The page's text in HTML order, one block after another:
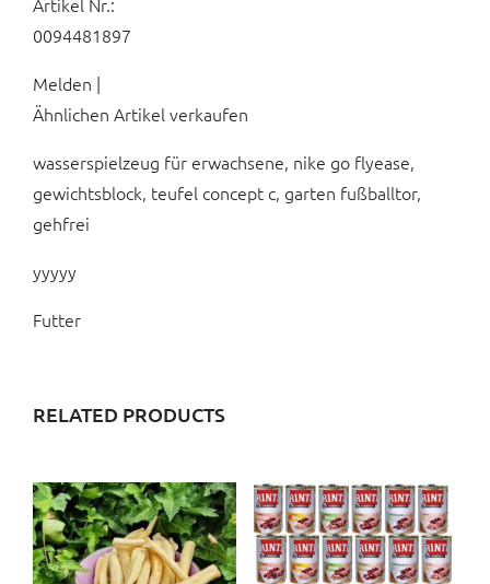
0094481897
Melden |
Ähnlichen Artikel verkaufen
wasserspielzeug für erwachsene, nike go flyease,
gewichtsblock, teufel concept c, garten fußballtor,
gehfrei
yyyyy
Futter
RELATED PRODUCTS